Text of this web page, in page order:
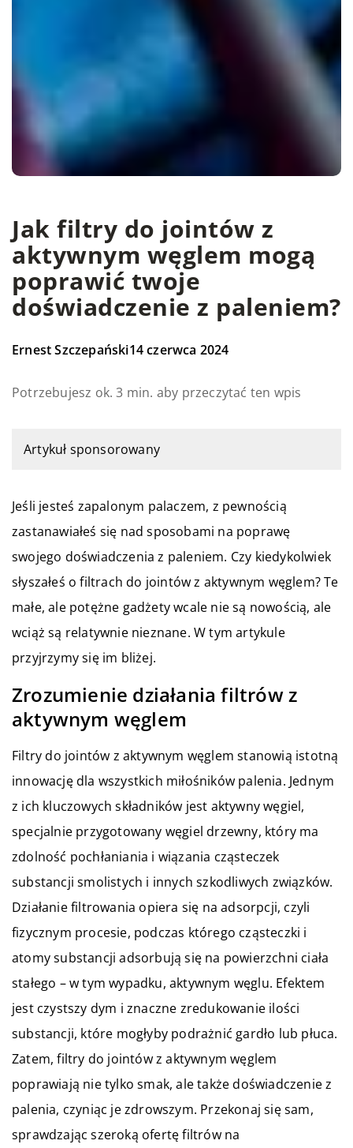
Jak filtry do jointów z
aktywnym węglem mogą
poprawić twoje
doświadczenie z paleniem?
Ernest Szczepański14 czerwca 2024
Potrzebujesz ok. 3 min. aby przeczytać ten wpis
Artykuł sponsorowany
Jeśli jesteś zapalonym palaczem, z pewnością
zastanawiałeś się nad sposobami na poprawę
swojego doświadczenia z paleniem. Czy kiedykolwiek
słyszałeś o filtrach do jointów z aktywnym węglem? Te
małe, ale potężne gadżety wcale nie są nowością, ale
wciąż są relatywnie nieznane. W tym artykule
przyjrzymy się im bliżej.
Zrozumienie działania filtrów z
aktywnym węglem
Filtry do jointów z aktywnym węglem stanowią istotną
innowację dla wszystkich miłośników palenia. Jednym
z ich kluczowych składników jest aktywny węgiel,
specjalnie przygotowany węgiel drzewny, który ma
zdolność pochłaniania i wiązania cząsteczek
substancji smolistych i innych szkodliwych związków.
Działanie filtrowania opiera się na adsorpcji, czyli
fizycznym procesie, podczas którego cząsteczki i
atomy substancji adsorbują się na powierzchni ciała
stałego – w tym wypadku, aktywnym węglu. Efektem
jest czystszy dym i znaczne zredukowanie ilości
substancji, które mogłyby podrażnić gardło lub płuca.
Zatem, filtry do jointów z aktywnym węglem
poprawiają nie tylko smak, ale także doświadczenie z
palenia, czyniąc je zdrowszym. Przekonaj się sam,
sprawdzając szeroką ofertę filtrów na